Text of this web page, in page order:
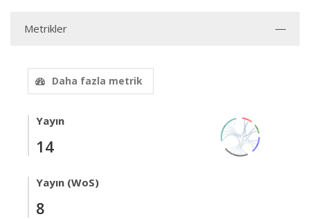
Metrikler
Daha fazla metrik
Yayın
14
Yayın (WoS)
8